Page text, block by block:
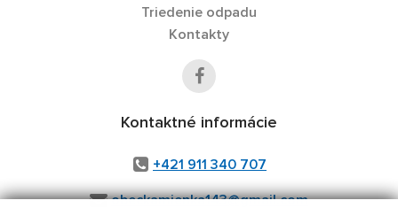
Triedenie odpadu
Kontakty
Kontaktné informácie
+421 911 340 707
obeckamienka143@gmail.com